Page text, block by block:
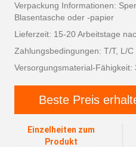
Verpackung Informationen:
Blasentasche oder -papier
Lieferzeit: 15-20 Arbeitstage
Zahlungsbedingungen: T/T, L/C
Versorgungsmaterial-Fähigkeit:
Beste Preis
Einzelheiten zum
Produkt